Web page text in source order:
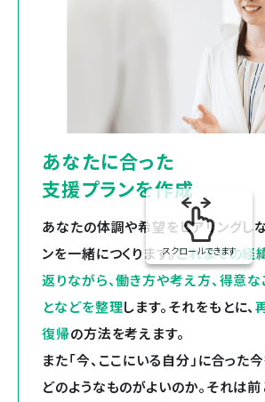
あなたに合った
支援プランを作成
あなたの体調や希望をヒアリングし
ンを一緒につくります。これまでの経
返りながら、働き方や考え方、得意
となどを整理します。それをもとに、
復帰の方法を考えます。
また「今、ここにいる自分」に合った
どのようなものがよいのか。それは
スクロールできます